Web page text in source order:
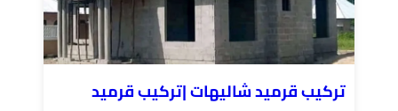
تركيب قرميد شاليهات |تركيب قرميد